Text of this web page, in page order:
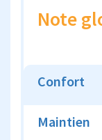
Note
Confort
Maintien